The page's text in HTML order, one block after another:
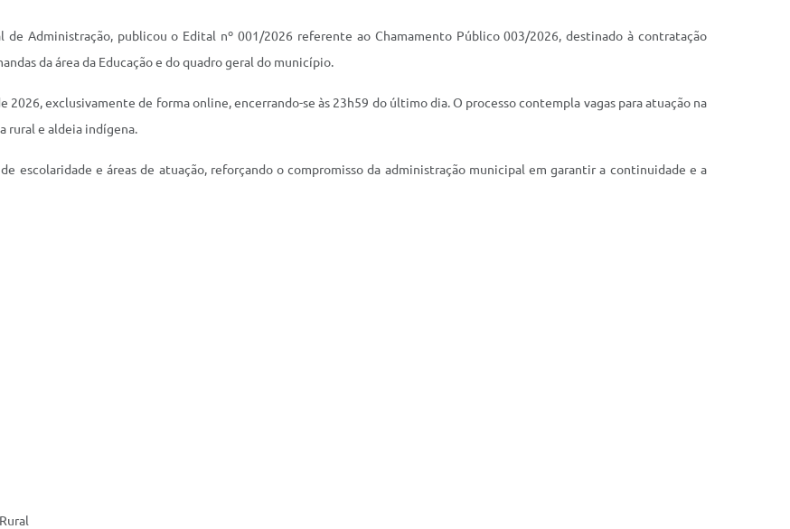
Administração, publicou o Edital nº 001/2026 referente ao Chamamento Público 003/2026, destinado à contratação
da área da Educação e do quadro geral do município.
2026, exclusivamente de forma online, encerrando-se às 23h59 do último dia. O processo contempla vagas para atuação na
rural e aldeia indígena.
escolaridade e áreas de atuação, reforçando o compromisso da administração municipal em garantir a continuidade e a